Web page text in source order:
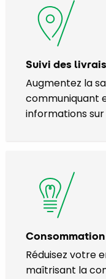
Suivi des
Augmentez la
communiquant
informations
Réduisez votre
maîtrisant la